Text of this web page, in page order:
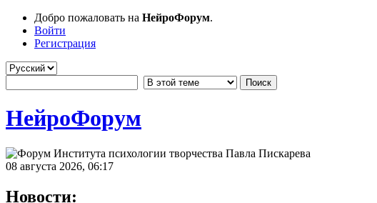
Добро пожаловать на НейроФорум.
Войти
Регистрация
НейроФорум
08 августа 2026, 06:17
Новости: